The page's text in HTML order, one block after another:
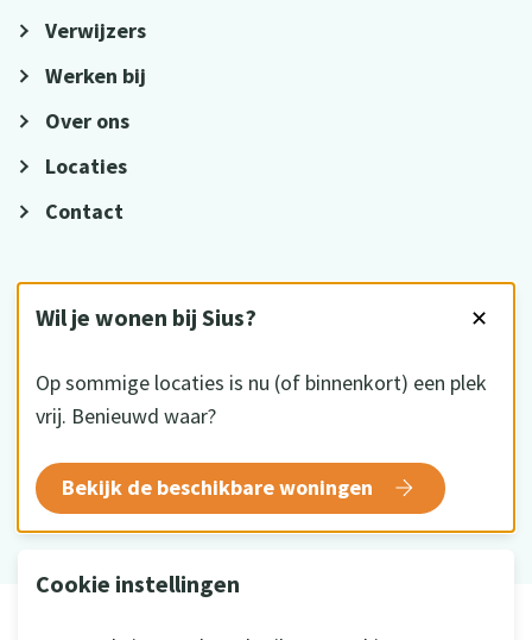
Wil je wonen bij Sius? ✕
Op sommige locaties is nu (of binnenkort) een plek
vrij. Benieuwd waar?
Bekijk de beschikbare woningen
Cookie instellingen
Verwijzers
Werken bij
Over ons
Locaties
Contact
HKZ gecertificeerd